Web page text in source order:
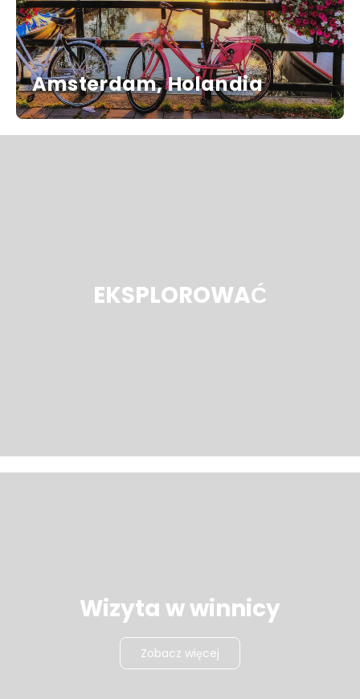
Amsterdam, Holandia
EKSPLOROWAĆ
Wizyta w winnicy
Zobacz więcej